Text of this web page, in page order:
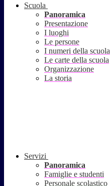
Scuola
Panoramica
Presentazione
I luoghi
Le persone
I numeri della scuola
Le carte della scuola
Organizzazione
La storia
Servizi
Panoramica
Famiglie e studenti
Personale scolastico